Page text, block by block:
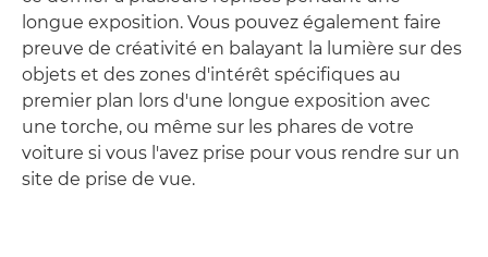
longue exposition. Vous pouvez également faire
preuve de créativité en balayant la lumière sur des
objets et des zones d'intérêt spécifiques au
premier plan lors d'une longue exposition avec
une torche, ou même sur les phares de votre
voiture si vous l'avez prise pour vous rendre sur un
site de prise de vue.